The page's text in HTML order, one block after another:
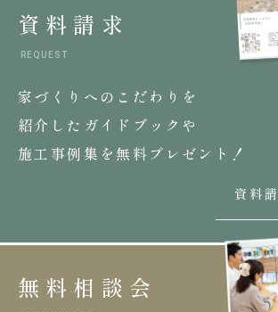
資料請求
REQUEST
家づくりへのこだわりを
紹介したガイドブックや
施工事例集を無料プレゼント！
資料
無料相談会